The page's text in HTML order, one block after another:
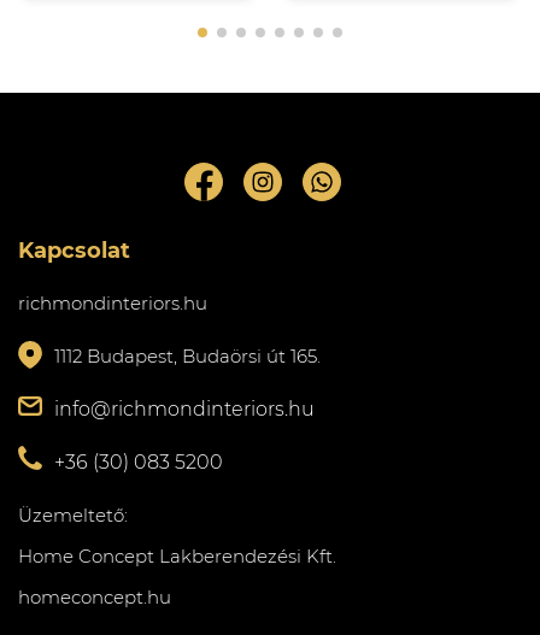
Kapcsolat
richmondinteriors.hu
1112 Budapest, Budaörsi út 165.
info@richmondinteriors.hu
+36 (30) 083 5200
Üzemeltető:
Home Concept Lakberendezési Kft.
homeconcept.hu